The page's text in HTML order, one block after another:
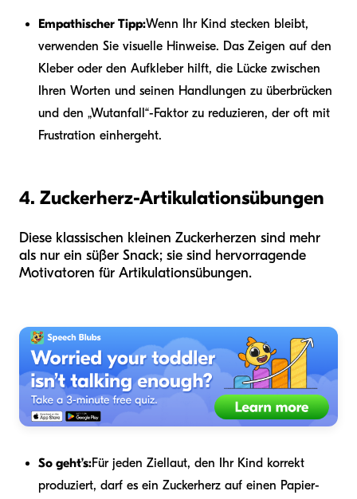
Empathischer Tipp:Wenn Ihr Kind stecken bleibt,
verwenden Sie visuelle Hinweise. Das Zeigen auf den
Kleber oder den Aufkleber hilft, die Lücke zwischen
Ihren Worten und seinen Handlungen zu überbrücken
und den „Wutanfall“-Faktor zu reduzieren, der oft mit
Frustration einhergeht.
4. Zuckerherz-Artikulationsübungen
Diese klassischen kleinen Zuckerherzen sind mehr
als nur ein süßer Snack; sie sind hervorragende
Motivatoren für Artikulationsübungen.
So geht’s:Für jeden Ziellaut, den Ihr Kind korrekt
produziert, darf es ein Zuckerherz auf einen Papier-